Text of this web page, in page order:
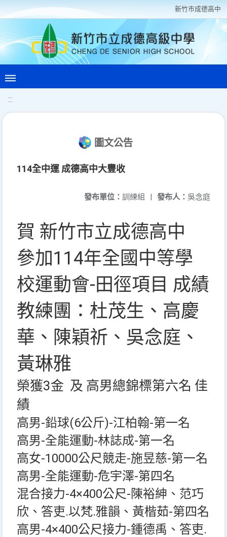
新竹巿成德高中
:::
圖文公告
114全中運 成德高中大豐收
發布人： 吳念庭
發布單位： 訓練組 |
賀 新竹市立成德高中
參加114年全國中等學
校運動會-田徑項目 成績
教練團：杜茂生、高慶
華、陳穎祈、吳念庭、
黃琳雅
榮獲3金 及 高男總錦標第六名 佳
績
高男-鉛球(6公斤)-江柏翰-第一名
高男-全能運動-林誌成-第一名
高女-10000公尺競走-施昱慈-第一名
高男-全能運動-危宇澤-第四名
混合接力-4×400公尺-陳裕紳、范巧
欣、答吏.以梵.雅韻、黃楷茹-第四名
高男-4×400公尺接力-鍾德禹、答吏.